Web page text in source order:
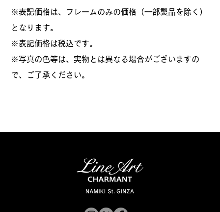
※表記価格は、フレームのみの価格（一部製品を除く）
となります。
​※表記価格は税込です。
※写真の色等は、実物とは異なる場合がございますの
で、ご了承ください。